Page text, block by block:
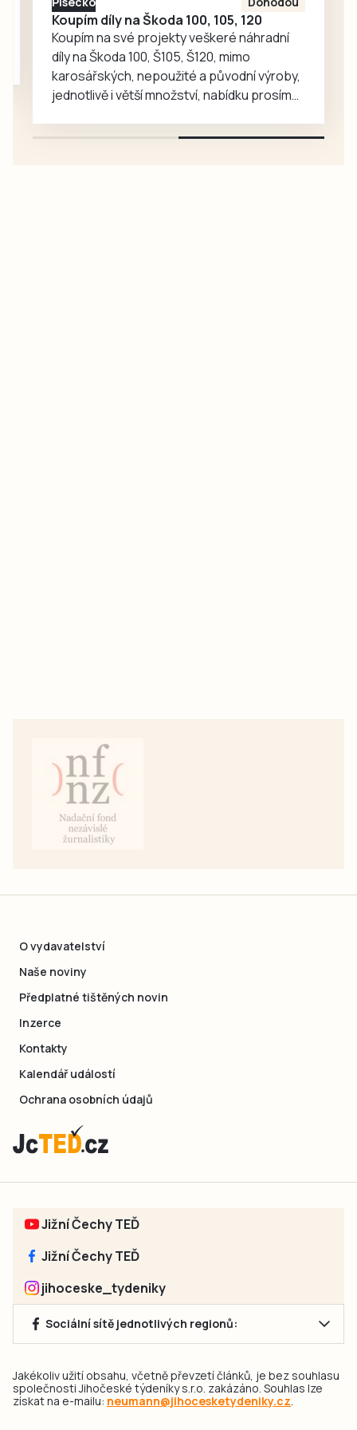
Koupím díly na Škoda 100, 105, 120
Koupím na své projekty veškeré náhradní
díly na Škoda 100, Š105, Š120, mimo
karosářských, nepoužité a původní výroby,
jednotlivě i větší množství, nabídku prosím
O vydavatelství
Naše noviny
Předplatné tištěných novin
Inzerce
Kontakty
Kalendář událostí
Ochrana osobních údajů
Jižní Čechy TEĎ
Jižní Čechy TEĎ
jihoceske_tydeniky
Sociální sítě jednotlivých regionů:
Jakékoliv užití obsahu, včetně převzetí článků, je bez souhlasu
společnosti Jihočeské týdeníky s.r.o. zakázáno. Souhlas lze
získat na e-mailu: neumann@jihocesketydeniky.cz